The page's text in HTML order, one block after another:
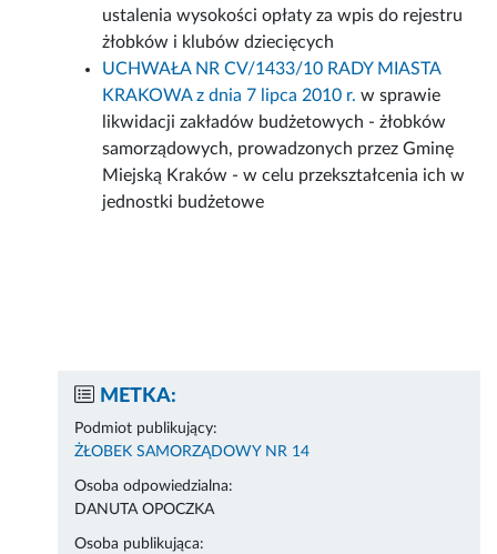
ustalenia wysokości opłaty za wpis do rejestru
żłobków i klubów dziecięcych
UCHWAŁA NR CV/1433/10 RADY MIASTA
KRAKOWA z dnia 7 lipca 2010 r.w sprawie
likwidacji zakładów budżetowych - żłobków
samorządowych, prowadzonych przez Gminę
Miejską Kraków - w celu przekształcenia ich w
jednostki budżetowe
METKA:
Podmiot publikujący:
ŻŁOBEK SAMORZĄDOWY NR 14
Osoba odpowiedzialna:
DANUTA OPOCZKA
Osoba publikująca: